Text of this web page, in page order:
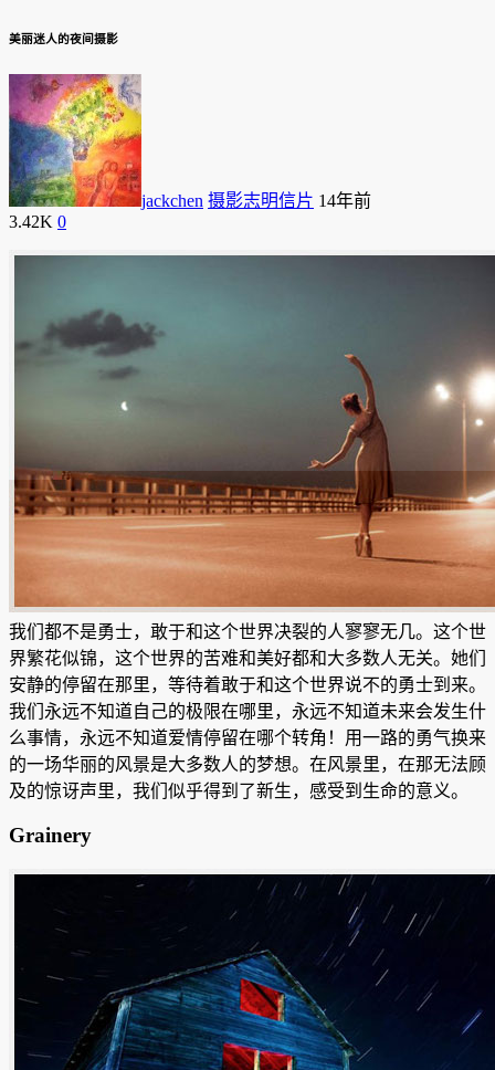
美丽迷人的夜间摄影
jackchen 摄影志明信片 14年前
3.42K 0
我们都不是勇士，敢于和这个世界决裂的人寥寥无几。这个世
界繁花似锦，这个世界的苦难和美好都和大多数人无关。她们
安静的停留在那里，等待着敢于和这个世界说不的勇士到来。
我们永远不知道自己的极限在哪里，永远不知道未来会发生什
么事情，永远不知道爱情停留在哪个转角！用一路的勇气换来
的一场华丽的风景是大多数人的梦想。在风景里，在那无法顾
及的惊讶声里，我们似乎得到了新生，感受到生命的意义。
Grainery